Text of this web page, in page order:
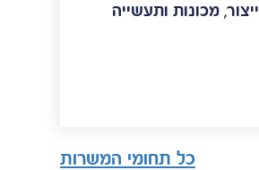
ייצור, מכונות ותעשייה
כל תחומי המשרות